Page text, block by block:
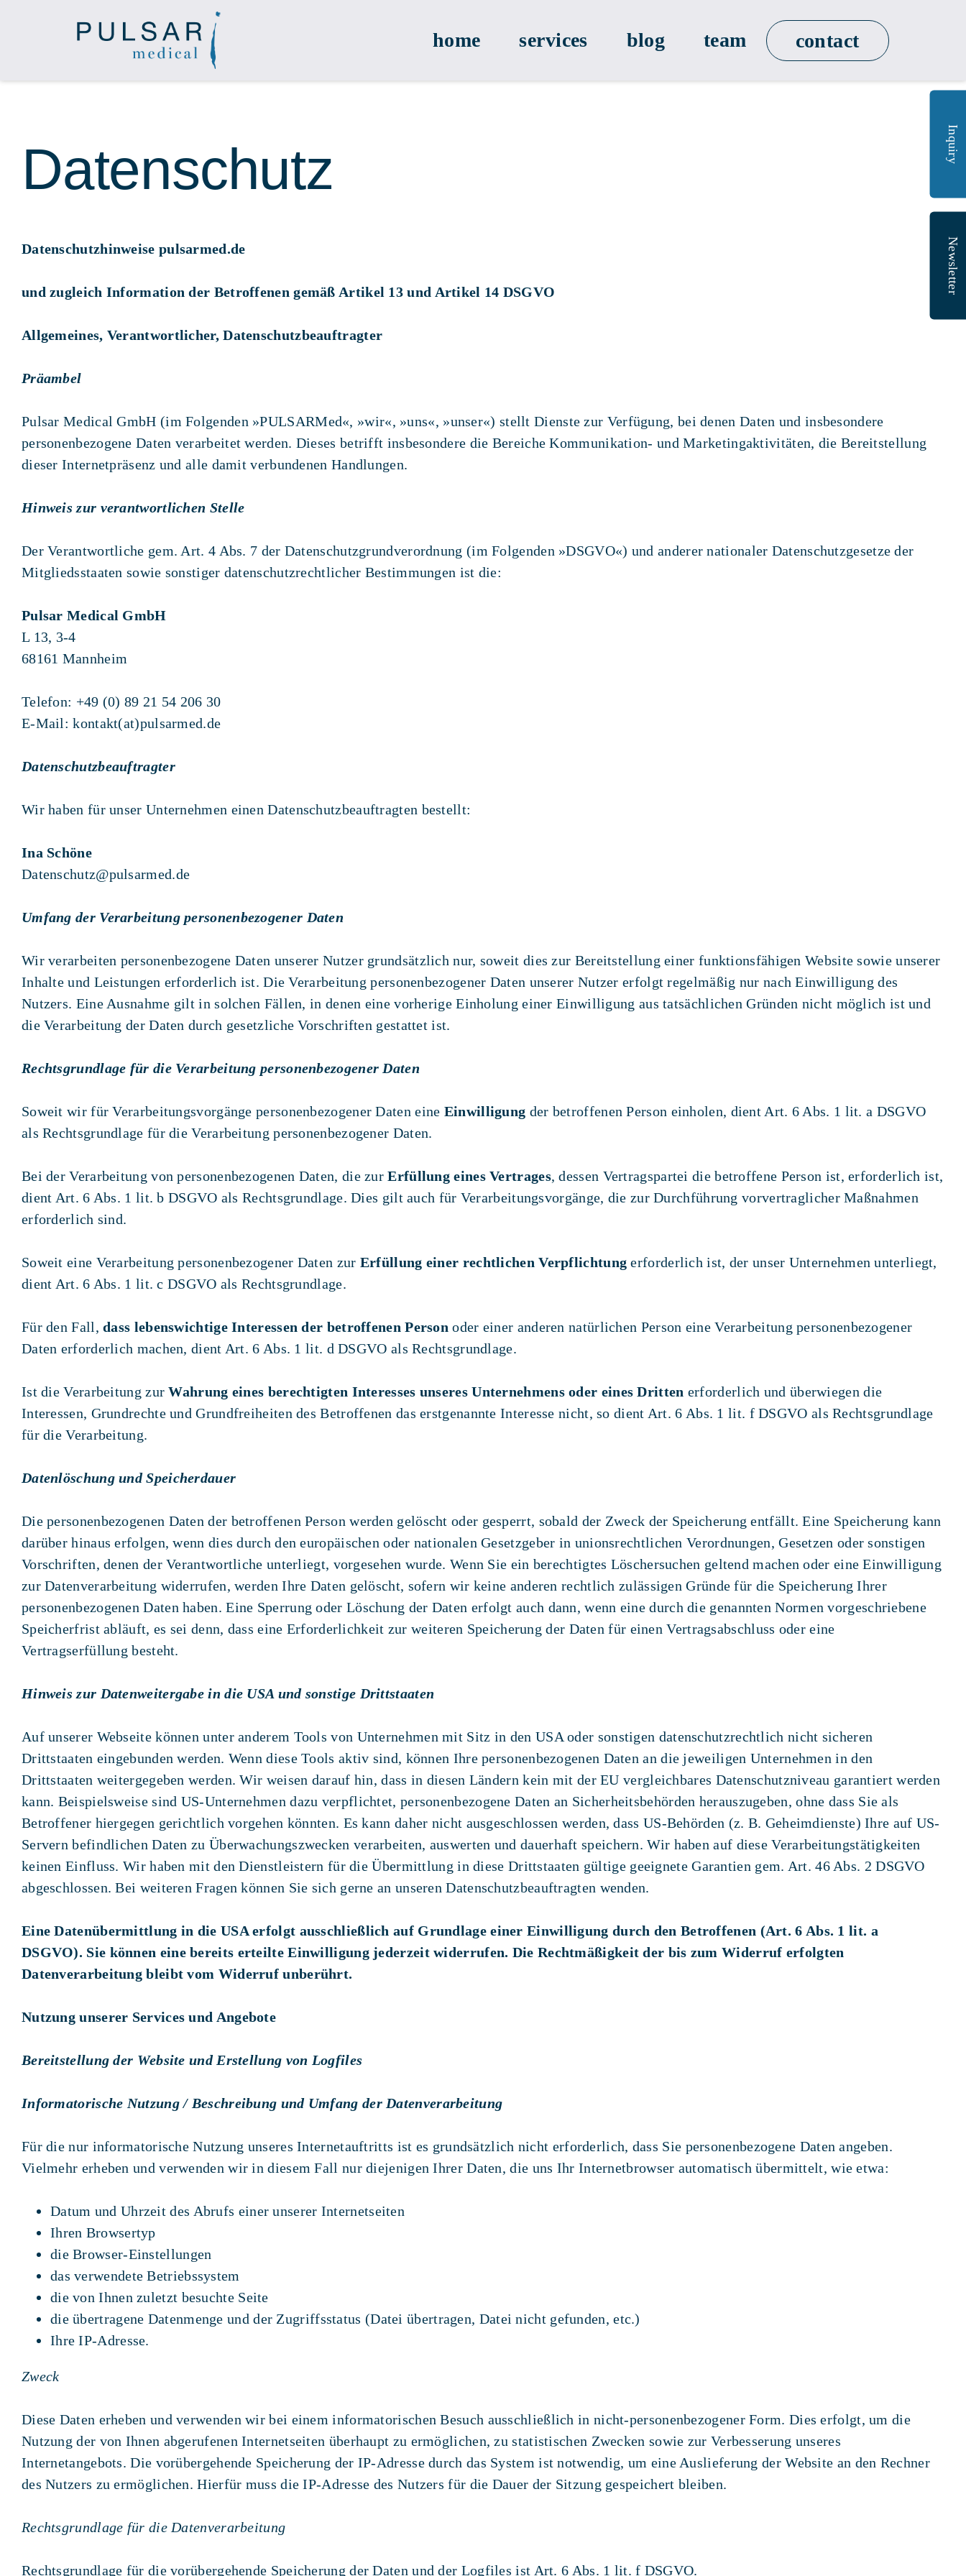
home services blog team contact
Datenschutz
Datenschutzhinweise pulsarmed.de
und zugleich Information der Betroffenen gemäß Artikel 13 und Artikel 14 DSGVO
Allgemeines, Verantwortlicher, Datenschutzbeauftragter
Präambel
Pulsar Medical GmbH (im Folgenden »PULSARMed«, »wir«, »uns«, »unser«) stellt Dienste zur Verfügung, bei denen Daten und insbesondere
personenbezogene Daten verarbeitet werden. Dieses betrifft insbesondere die Bereiche Kommunikation- und Marketingaktivitäten, die Bereitstellung
dieser Internetpräsenz und alle damit verbundenen Handlungen.
Hinweis zur verantwortlichen Stelle
Der Verantwortliche gem. Art. 4 Abs. 7 der Datenschutzgrundverordnung (im Folgenden »DSGVO«) und anderer nationaler Datenschutzgesetze der
Mitgliedsstaaten sowie sonstiger datenschutzrechtlicher Bestimmungen ist die:
Pulsar Medical GmbH
L 13, 3-4
68161 Mannheim
Telefon: +49 (0) 89 21 54 206 30
E-Mail: kontakt(at)pulsarmed.de
Datenschutzbeauftragter
Wir haben für unser Unternehmen einen Datenschutzbeauftragten bestellt:
Ina Schöne
Datenschutz@pulsarmed.de
Umfang der Verarbeitung personenbezogener Daten
Wir verarbeiten personenbezogene Daten unserer Nutzer grundsätzlich nur, soweit dies zur Bereitstellung einer funktionsfähigen Website sowie unserer
Inhalte und Leistungen erforderlich ist. Die Verarbeitung personenbezogener Daten unserer Nutzer erfolgt regelmäßig nur nach Einwilligung des
Nutzers. Eine Ausnahme gilt in solchen Fällen, in denen eine vorherige Einholung einer Einwilligung aus tatsächlichen Gründen nicht möglich ist und
die Verarbeitung der Daten durch gesetzliche Vorschriften gestattet ist.
Rechtsgrundlage für die Verarbeitung personenbezogener Daten
Soweit wir für Verarbeitungsvorgänge personenbezogener Daten eine Einwilligung der betroffenen Person einholen, dient Art. 6 Abs. 1 lit. a DSGVO
als Rechtsgrundlage für die Verarbeitung personenbezogener Daten.
Bei der Verarbeitung von personenbezogenen Daten, die zurErfüllung eines Vertrages, dessen Vertragspartei die betroffene Person ist, erforderlich ist,
dient Art. 6 Abs. 1 lit. b DSGVO als Rechtsgrundlage. Dies gilt auch für Verarbeitungsvorgänge, die zur Durchführung vorvertraglicher Maßnahmen
erforderlich sind.
Soweit eine Verarbeitung personenbezogener Daten zur Erfüllung einer rechtlichen Verpflichtung erforderlich ist, der unser Unternehmen unterliegt,
dient Art. 6 Abs. 1 lit. c DSGVO als Rechtsgrundlage.
Für den Fall,dass lebenswichtige Interessen der betroffenen Person oder einer anderen natürlichen Person eine Verarbeitung personenbezogener
Daten erforderlich machen, dient Art. 6 Abs. 1 lit. d DSGVO als Rechtsgrundlage.
Ist die Verarbeitung zurWahrung eines berechtigten Interesses unseres Unternehmens oder eines Dritten erforderlich und überwiegen die
Interessen, Grundrechte und Grundfreiheiten des Betroffenen das erstgenannte Interesse nicht, so dient Art. 6 Abs. 1 lit. f DSGVO als Rechtsgrundlage
für die Verarbeitung.
Datenlöschung und Speicherdauer
Die personenbezogenen Daten der betroffenen Person werden gelöscht oder gesperrt, sobald der Zweck der Speicherung entfällt. Eine Speicherung kann
darüber hinaus erfolgen, wenn dies durch den europäischen oder nationalen Gesetzgeber in unionsrechtlichen Verordnungen, Gesetzen oder sonstigen
Vorschriften, denen der Verantwortliche unterliegt, vorgesehen wurde. Wenn Sie ein berechtigtes Löschersuchen geltend machen oder eine Einwilligung
zur Datenverarbeitung widerrufen, werden Ihre Daten gelöscht, sofern wir keine anderen rechtlich zulässigen Gründe für die Speicherung Ihrer
personenbezogenen Daten haben. Eine Sperrung oder Löschung der Daten erfolgt auch dann, wenn eine durch die genannten Normen vorgeschriebene
Speicherfrist abläuft, es sei denn, dass eine Erforderlichkeit zur weiteren Speicherung der Daten für einen Vertragsabschluss oder eine
Vertragserfüllung besteht.
Hinweis zur Datenweitergabe in die USA und sonstige Drittstaaten
Auf unserer Webseite können unter anderem Tools von Unternehmen mit Sitz in den USA oder sonstigen datenschutzrechtlich nicht sicheren
Drittstaaten eingebunden werden. Wenn diese Tools aktiv sind, können Ihre personenbezogenen Daten an die jeweiligen Unternehmen in den
Drittstaaten weitergegeben werden. Wir weisen darauf hin, dass in diesen Ländern kein mit der EU vergleichbares Datenschutzniveau garantiert werden
kann. Beispielsweise sind US-Unternehmen dazu verpflichtet, personenbezogene Daten an Sicherheitsbehörden herauszugeben, ohne dass Sie als
Betroffener hiergegen gerichtlich vorgehen könnten. Es kann daher nicht ausgeschlossen werden, dass US-Behörden (z. B. Geheimdienste) Ihre auf US-
Servern befindlichen Daten zu Überwachungszwecken verarbeiten, auswerten und dauerhaft speichern. Wir haben auf diese Verarbeitungstätigkeiten
keinen Einfluss. Wir haben mit den Dienstleistern für die Übermittlung in diese Drittstaaten gültige geeignete Garantien gem. Art. 46 Abs. 2 DSGVO
abgeschlossen. Bei weiteren Fragen können Sie sich gerne an unseren Datenschutzbeauftragten wenden.
Eine Datenübermittlung in die USA erfolgt ausschließlich auf Grundlage einer Einwilligung durch den Betroffenen (Art. 6 Abs. 1 lit. a
DSGVO). Sie können eine bereits erteilte Einwilligung jederzeit widerrufen. Die Rechtmäßigkeit der bis zum Widerruf erfolgten
Datenverarbeitung bleibt vom Widerruf unberührt.
Nutzung unserer Services und Angebote
Bereitstellung der Website und Erstellung von Logfiles
Informatorische Nutzung / Beschreibung und Umfang der Datenverarbeitung
Für die nur informatorische Nutzung unseres Internetauftritts ist es grundsätzlich nicht erforderlich, dass Sie personenbezogene Daten angeben.
Vielmehr erheben und verwenden wir in diesem Fall nur diejenigen Ihrer Daten, die uns Ihr Internetbrowser automatisch übermittelt, wie etwa:
Datum und Uhrzeit des Abrufs einer unserer Internetseiten
Ihren Browsertyp
die Browser-Einstellungen
das verwendete Betriebssystem
die von Ihnen zuletzt besuchte Seite
die übertragene Datenmenge und der Zugriffsstatus (Datei übertragen, Datei nicht gefunden, etc.)
Ihre IP-Adresse.
Zweck
Diese Daten erheben und verwenden wir bei einem informatorischen Besuch ausschließlich in nicht-personenbezogener Form. Dies erfolgt, um die
Nutzung der von Ihnen abgerufenen Internetseiten überhaupt zu ermöglichen, zu statistischen Zwecken sowie zur Verbesserung unseres
Internetangebots. Die vorübergehende Speicherung der IP-Adresse durch das System ist notwendig, um eine Auslieferung der Website an den Rechner
des Nutzers zu ermöglichen. Hierfür muss die IP-Adresse des Nutzers für die Dauer der Sitzung gespeichert bleiben.
Rechtsgrundlage für die Datenverarbeitung
Rechtsgrundlage für die vorübergehende Speicherung der Daten und der Logfiles ist Art. 6 Abs. 1 lit. f DSGVO.
Inquiry
Newsletter